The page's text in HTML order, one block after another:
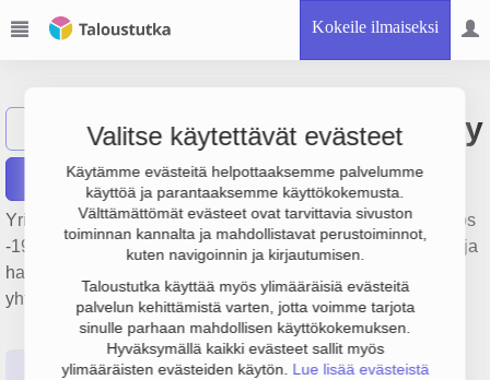
Kokeile ilmaiseksi
Valitse käytettävät evästeet
Käytämme evästeitä helpottaaksemme palvelumme
käyttöä ja parantaaksemme käyttökokemusta.
Välttämättömät evästeet ovat tarvittavia sivuston
toiminnan kannalta ja mahdollistavat perustoiminnot,
kuten navigoinnin ja kirjautumisen.
Taloustutka käyttää myös ylimääräisiä evästeitä
palvelun kehittämistä varten, jotta voimme tarjota
sinulle parhaan mahdollisen käyttökokemuksen.
Hyväksymällä kaikki evästeet sallit myös
ylimääräisten evästeiden käytön. Lue lisää evästeistä
Näytä haku C Crys-Kiinteistöt Oy
Raportit
Yrityksen Crys-Kiinteistöt Oy liikevaihto on 818 000 € ja tulos
-190 000 €. Sen päätoimiala on Muu kiinteistöjen vuokraus ja
hallinta, perustamisvuosi 1978 ja sijainti Helsinki. Yrityksen
yhtiömuoto Keskinäinen kiinteistöosakeyhtiö (KKOY).
Perustiedot Tilinpäätösluvut Päättäjätiedot